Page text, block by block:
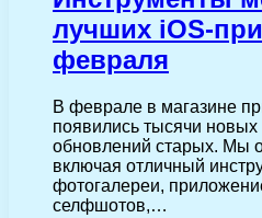
лучших iOS-
февраля
В феврале в магазине
появились тысячи
обновлений старых. Мы
включая отличный
фотогалереи,
селфшотов,…